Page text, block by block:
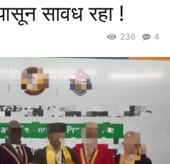
सावध रहा !
4
236